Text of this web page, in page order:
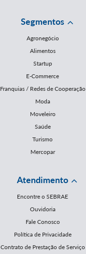
Segmentos
Agronegócio
Alimentos
Startup
E-Commerce
Franquias / Redes de Cooperação
Moda
Moveleiro
Saúde
Turismo
Mercopar
Atendimento
Encontre o SEBRAE
Ouvidoria
Fale Conosco
Política de Privacidade
Contrato de Prestação de Serviço